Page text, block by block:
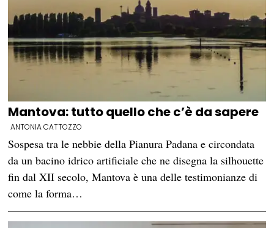
Mantova: tutto quello che c’è da sapere
ANTONIA CATTOZZO
Sospesa tra le nebbie della Pianura Padana e circondata
da un bacino idrico artificiale che ne disegna la silhouette
fin dal XII secolo, Mantova è una delle testimonianze di
come la forma…